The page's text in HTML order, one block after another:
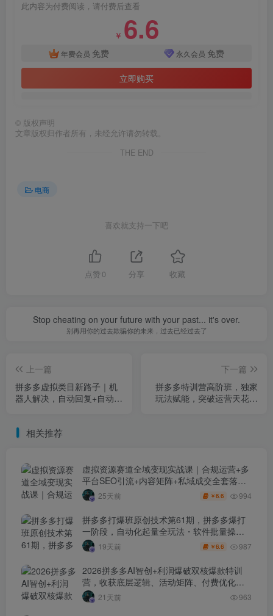
此内容为付费阅读，请付费后查看
￥ 6.6
年费会员 免费 永久会员 免费
立即购买
© 版权声明
文章版权归作者所有，未经允许请勿转载。
THE END
电商
喜欢就支持一下吧
点赞 0 分享 收藏
Stop cheating on your future with your past... it's over.
别再用你的过去欺骗你的未来，过去已经过去了
上一篇
拼多多虚拟类目新路子｜机
器人解决，自动回复+自动发
下一篇
拼多多特训营高阶班，独家
玩法赋能，突破运营天花板
相关推荐
虚拟资源赛道全域变现实战课｜合规运营+多
平台SEO引流+内容矩阵+私域成交全套落地
玩法25天前 ￥6.6 994
拼多多打爆班原创技术第61期，拼多多爆打
一阶段，自动化起量全玩法・软件批量操
作・投产优化・大促矩阵实战课
19天前 ￥6.6 987
2026拼多多AI智创+利润爆破双核爆款特训
营，收获底层逻辑、活动矩阵、付费优化、
0-1打爆SOP
21天前 963